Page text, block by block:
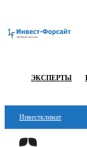
ЭКСПЕРТЫ
Инвестклимат
Финансы